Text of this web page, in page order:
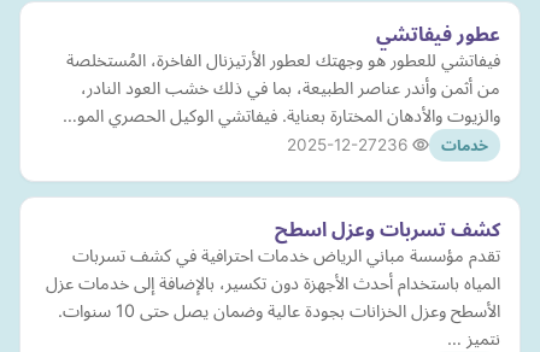
عطور فيفاتشي
فيفاتشي للعطور هو وجهتك لعطور الأرتيزنال الفاخرة، المُستخلصة
من أثمن وأندر عناصر الطبيعة، بما في ذلك خشب العود النادر،
والزيوت والأدهان المختارة بعناية. فيفاتشي الوكيل الحصري المو…
خدمات 2025-12-27
كشف تسربات وعزل اسطح
تقدم مؤسسة مباني الرياض خدمات احترافية في كشف تسربات
المياه باستخدام أحدث الأجهزة دون تكسير، بالإضافة إلى خدمات عزل
الأسطح وعزل الخزانات بجودة عالية وضمان يصل حتى 10 سنوات.
نتميز …